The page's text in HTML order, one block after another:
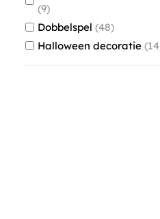
9
Dobbelspel 48
Halloween decoratie 14